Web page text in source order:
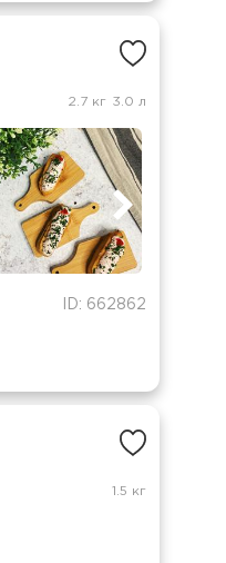
2.7 кг 3.0 л
ID: 662862
1.5 кг